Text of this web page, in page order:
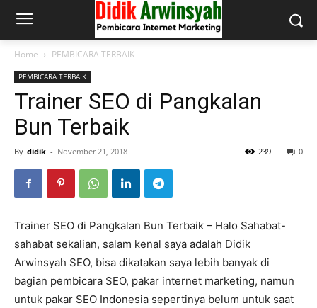
Home PEMBICARA TERBAIK
PEMBICARA TERBAIK
Trainer SEO di Pangkalan
Bun Terbaik
By didik - November 21, 2018 0
239
Trainer SEO di Pangkalan Bun Terbaik – Halo Sahabat-
sahabat sekalian, salam kenal saya adalah Didik
Arwinsyah SEO, bisa dikatakan saya lebih banyak di
bagian pembicara SEO, pakar internet marketing, namun
untuk pakar SEO Indonesia sepertinya belum untuk saat